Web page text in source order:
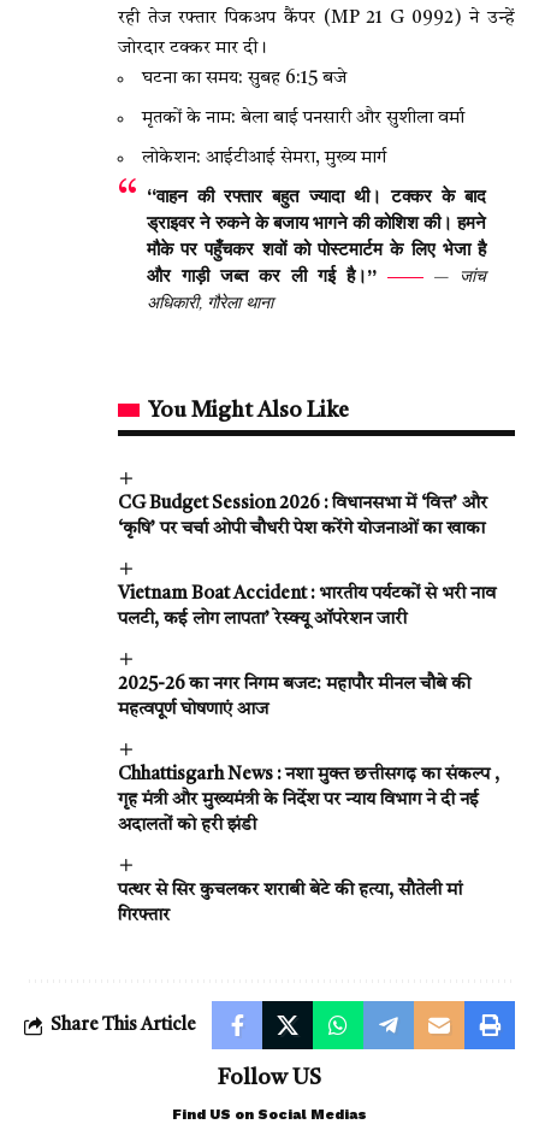
रही तेज रफ्तार पिकअप कैंपर (MP 21 G 0992) ने उन्हें
जोरदार टक्कर मार दी।
घटना का समय: सुबह 6:15 बजे
मृतकों के नाम: बेला बाई पनसारी और सुशीला वर्मा
लोकेशन: आईटीआई सेमरा, मुख्य मार्ग
“वाहन की रफ्तार बहुत ज्यादा थी। टक्कर के बाद
ड्राइवर ने रुकने के बजाय भागने की कोशिश की। हमने
मौके पर पहुँचकर शवों को पोस्टमार्टम के लिए भेजा है
और गाड़ी जब्त कर ली गई है।”
— जांच
अधिकारी, गौरेला थाना
You Might Also Like
CG Budget Session 2026 : विधानसभा में ‘वित्त’ और
‘कृषि’ पर चर्चा ओपी चौधरी पेश करेंगे योजनाओं का खाका
Vietnam Boat Accident : भारतीय पर्यटकों से भरी नाव
पलटी, कई लोग लापता’ रेस्क्यू ऑपरेशन जारी
2025-26 का नगर निगम बजट: महापौर मीनल चौबे की
महत्वपूर्ण घोषणाएं आज
Chhattisgarh News : नशा मुक्त छत्तीसगढ़ का संकल्प ,
गृह मंत्री और मुख्यमंत्री के निर्देश पर न्याय विभाग ने दी नई
अदालतों को हरी झंडी
पत्थर से सिर कुचलकर शराबी बेटे की हत्या, सौतेली मां
गिरफ्तार
Share This Article
Follow US
Find US on Social Medias